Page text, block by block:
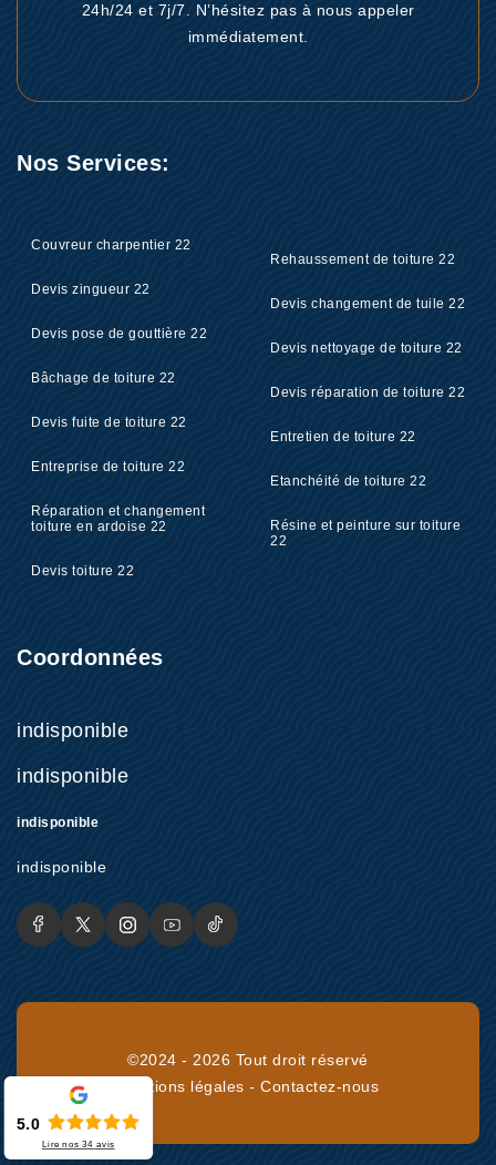
24h/24 et 7j/7. N’hésitez pas à nous appeler
immédiatement.
Nos Services:
Couvreur charpentier 22
Devis zingueur 22
Devis pose de gouttière 22
Bâchage de toiture 22
Devis fuite de toiture 22
Entreprise de toiture 22
Réparation et changement
toiture en ardoise 22
Devis toiture 22
Rehaussement de toiture 22
Devis changement de tuile 22
Devis nettoyage de toiture 22
Devis réparation de toiture 22
Entretien de toiture 22
Etanchéité de toiture 22
Résine et peinture sur toiture
22
Coordonnées
indisponible
indisponible
indisponible
indisponible
©2024 - 2026 Tout droit réservé
Mentions légales -Contactez-nous
5.0
Lire nos34 avis